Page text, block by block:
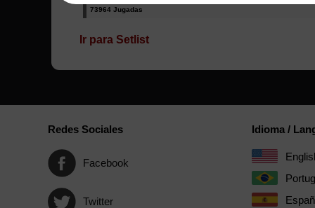
73964 Jugadas
Ir para Setlist
Redes Sociales
Facebook
Twitter
Idioma /